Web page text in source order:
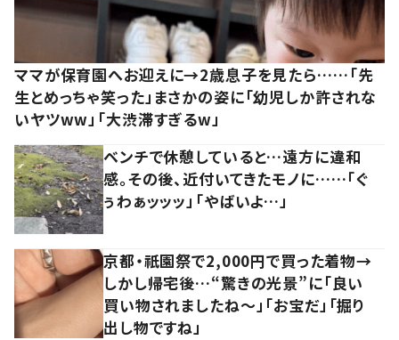
ママが保育園へお迎えに→2歳息子を見たら……「先
生とめっちゃ笑った」まさかの姿に「幼児しか許されな
いヤツww」「大渋滞すぎるw」
ベンチで休憩していると…遠方に違和
感。その後、近付いてきたモノに……「ぐ
ぅわぁッッッ」「やばいよ…」
京都・祇園祭で2,000円で買った着物→
しかし帰宅後…“驚きの光景”に「良い
買い物されましたね～」「お宝だ」「掘り
出し物ですね」